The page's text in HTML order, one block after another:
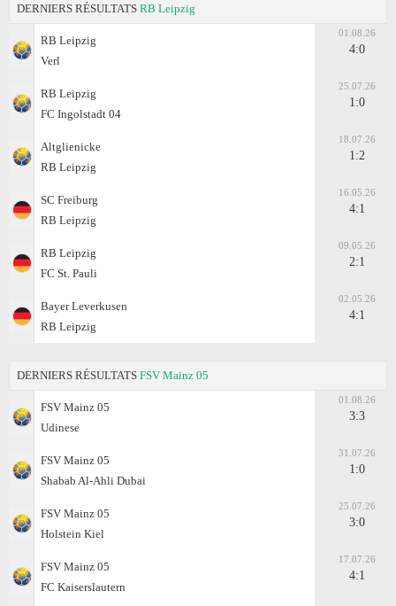
DERNIERS RÉSULTATS RB Leipzig
RB Leipzig
Verl
01.08.26
4:0
RB Leipzig
FC Ingolstadt 04
25.07.26
1:0
Altglienicke
RB Leipzig
18.07.26
1:2
SC Freiburg
RB Leipzig
16.05.26
4:1
RB Leipzig
FC St. Pauli
09.05.26
2:1
Bayer Leverkusen
RB Leipzig
02.05.26
4:1
DERNIERS RÉSULTATS FSV Mainz 05
FSV Mainz 05
Udinese
01.08.26
3:3
FSV Mainz 05
Shabab Al-Ahli Dubai
31.07.26
1:0
FSV Mainz 05
Holstein Kiel
25.07.26
3:0
FSV Mainz 05
FC Kaiserslautern
17.07.26
4:1